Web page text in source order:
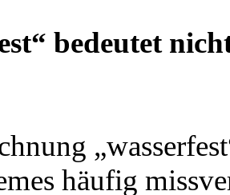
bedeutet
häufig